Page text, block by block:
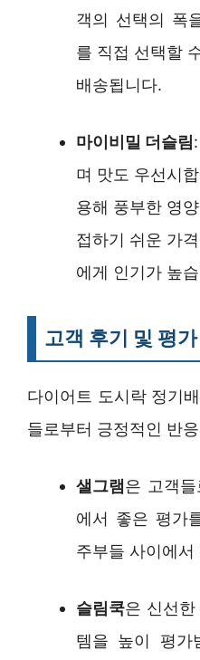
객의 선택의 폭
를 직접 선택할
배송됩니다.
마이비밀 더슬림
며 맛도 우선시
용해 풍부한 영
접하기 쉬운 가
에게 인기가 높
고객 후기 및 평가
다이어트 도시락 정기
들로부터 긍정적인 반
샐그램은 고객
에서 좋은 평가
주부들 사이에
슬림쿡은 신선
템을 높이 평가